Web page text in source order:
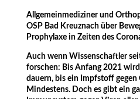
Allgemeinmediziner und
OSP Bad Kreuznach über
Prophylaxe in Zeiten des
Auch wenn Wissenschaftler
forschen: Bis Anfang 2021
dauern, bis ein Impfstoff
Mindestens. Doch es gibt ein